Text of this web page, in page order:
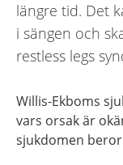
längre tid. Det
i sängen och
restless legs
Willis-Ekboms
vars orsak är
sjukdomen